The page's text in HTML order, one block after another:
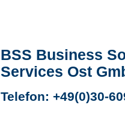
BSS Business
Services Ost
Telefon: +49(0)30-